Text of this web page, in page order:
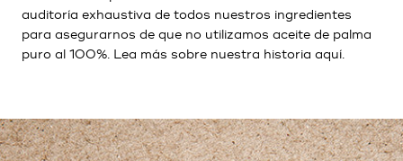
auditoría exhaustiva de todos nuestros ingredientes
para asegurarnos de que no utilizamos aceite de palma
puro al 100%. Lea más sobre nuestra historia aquí.